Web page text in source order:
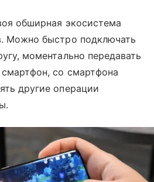
обширная экосистема
Можно быстро подключать
моментально передавать
со смартфона
другие операции